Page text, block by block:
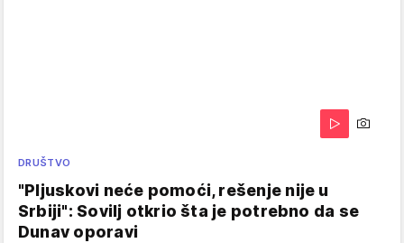
DRUŠTVO
"Pljuskovi neće pomoći, rešenje nije u
Srbiji": Sovilj otkrio šta je potrebno da se
Dunav oporavi